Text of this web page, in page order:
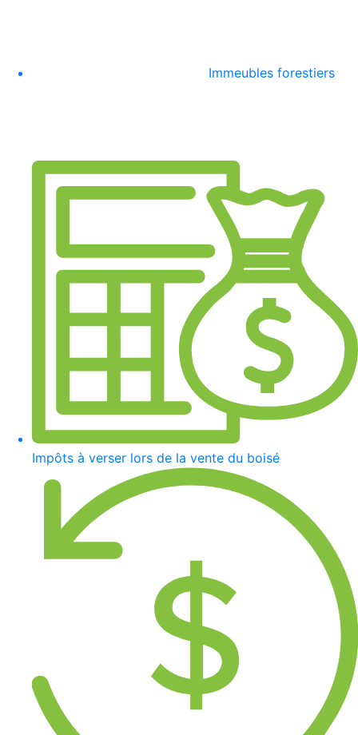
Immeubles forestiers
Impôts à verser lors de la vente du boisé